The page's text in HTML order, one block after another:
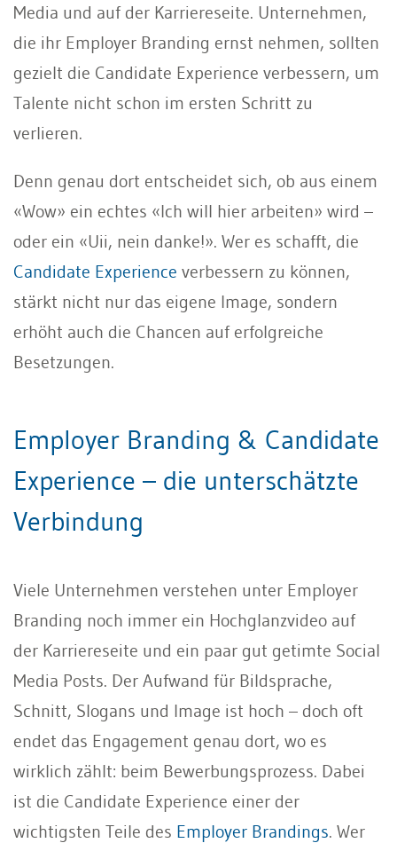
Media und auf der Karriereseite. Unternehmen,
die ihr Employer Branding ernst nehmen, sollten
gezielt die Candidate Experience verbessern, um
Talente nicht schon im ersten Schritt zu
verlieren.
Denn genau dort entscheidet sich, ob aus einem
«Wow» ein echtes «Ich will hier arbeiten» wird –
oder ein «Uii, nein danke!». Wer es schafft, die
Candidate Experience verbessern zu können,
stärkt nicht nur das eigene Image, sondern
erhöht auch die Chancen auf erfolgreiche
Besetzungen.
Employer Branding & Candidate
Experience – die unterschätzte
Verbindung
Viele Unternehmen verstehen unter Employer
Branding noch immer ein Hochglanzvideo auf
der Karriereseite und ein paar gut getimte Social
Media Posts. Der Aufwand für Bildsprache,
Schnitt, Slogans und Image ist hoch – doch oft
endet das Engagement genau dort, wo es
wirklich zählt: beim Bewerbungsprozess. Dabei
ist die Candidate Experience einer der
wichtigsten Teile des Employer Brandings. Wer